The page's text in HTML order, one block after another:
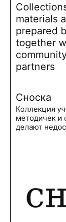
materials
prepared
together
partners
Сноска
Коллекция
методичек и
делают